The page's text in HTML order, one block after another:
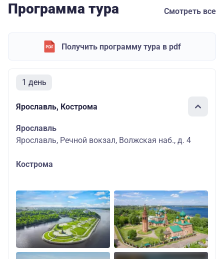
Программа тура Смотреть все
Получить программу тура в pdf
1 день
Ярославль, Кострома
Ярославль
Ярославль, Речной вокзал, Волжская наб., д. 4
Кострома